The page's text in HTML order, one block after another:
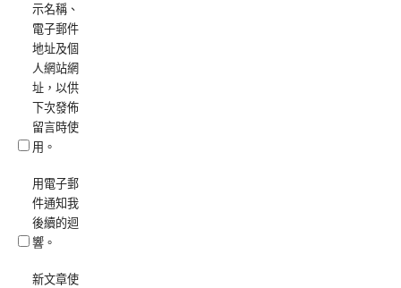
示名稱、
電子郵件
地址及個
人網站網
址，以供
下次發佈
留言時使
用。
用電子郵
件通知我
後續的迴
響。
新文章使